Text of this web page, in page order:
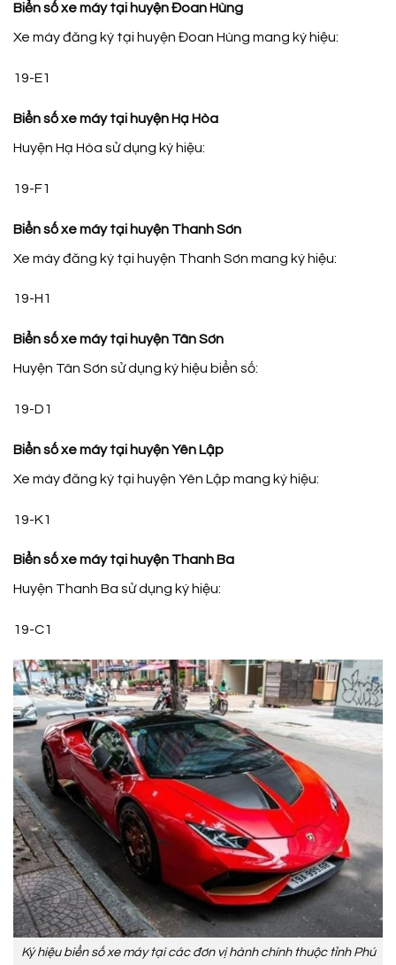
Biển số xe máy tại huyện Đoan Hùng
Xe máy đăng ký tại huyện Đoan Hùng mang ký hiệu:
19-E1
Biển số xe máy tại huyện Hạ Hòa
Huyện Hạ Hòa sử dụng ký hiệu:
19-F1
Biển số xe máy tại huyện Thanh Sơn
Xe máy đăng ký tại huyện Thanh Sơn mang ký hiệu:
19-H1
Biển số xe máy tại huyện Tân Sơn
Huyện Tân Sơn sử dụng ký hiệu biển số:
19-D1
Biển số xe máy tại huyện Yên Lập
Xe máy đăng ký tại huyện Yên Lập mang ký hiệu:
19-K1
Biển số xe máy tại huyện Thanh Ba
Huyện Thanh Ba sử dụng ký hiệu:
19-C1
Ký hiệu biển số xe máy tại các đơn vị hành chính thuộc tỉnh Phú